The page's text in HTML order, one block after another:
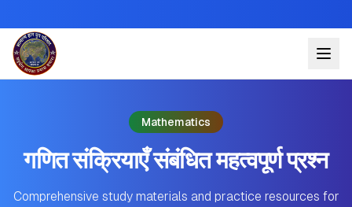
Mathematics
गणित संक्रियाएँ संबंधित महत्वपूर्ण प्रश्न
Comprehensive study materials and practice resources for